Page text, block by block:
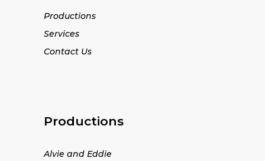
Productions
Services
Contact Us
Productions
Alvie and Eddie